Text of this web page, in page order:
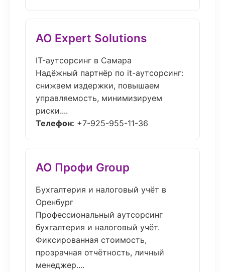
АО Expert Solutions
IT-аутсорсинг в Самара
Надёжный партнёр по it-аутсорсинг:
снижаем издержки, повышаем
управляемость, минимизируем
риски....
Телефон: +7-925-955-11-36
АО Профи Group
Бухгалтерия и налоговый учёт в
Оренбург
Профессиональный аутсорсинг
бухгалтерия и налоговый учёт.
Фиксированная стоимость,
прозрачная отчётность, личный
менеджер....